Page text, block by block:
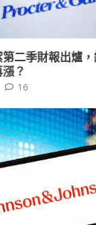
第二季財報出爐
？
16